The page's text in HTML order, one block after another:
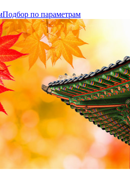
Подбор по параметрам